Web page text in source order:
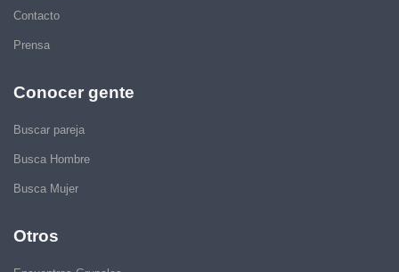
Contacto
Prensa
Conocer gente
Buscar pareja
Busca Hombre
Busca Mujer
Otros